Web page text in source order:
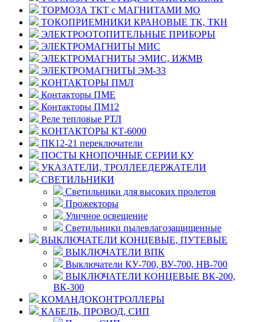
ТОРМОЗА ТКТ с МАГНИТАМИ МО
ТОКОПРИЕМНИКИ КРАНОВЫЕ ТК, ТКН
ЭЛЕКТРООТОПИТЕЛЬНЫЕ ПРИБОРЫ
ЭЛЕКТРОМАГНИТЫ МИС
ЭЛЕКТРОМАГНИТЫ ЭМИС, ИЖМВ
ЭЛЕКТРОМАГНИТЫ ЭМ-33
КОНТАКТОРЫ ПМЛ
Контакторы ПМЕ
Контакторы ПМ12
Реле тепловые РТЛ
КОНТАКТОРЫ КТ-6000
ПК12-21 переключатели
ПОСТЫ КНОПОЧНЫЕ СЕРИИ КУ
УКАЗАТЕЛИ, ТРОЛЛЕЕДЕРЖАТЕЛИ
СВЕТИЛЬНИКИ
Светильники для высоких пролетов
Прожекторы
Уличное освещение
Светильники пылевлагозащищенные
ВЫКЛЮЧАТЕЛИ КОНЦЕВЫЕ, ПУТЕВЫЕ
ВЫКЛЮЧАТЕЛИ ВПК
Выключатели КУ-700, ВУ-700, НВ-700
ВЫКЛЮЧАТЕЛИ КОНЦЕВЫЕ ВК-200,
ВК-300
КОМАНДОКОНТРОЛЛЕРЫ
КАБЕЛЬ, ПРОВОД, СИП